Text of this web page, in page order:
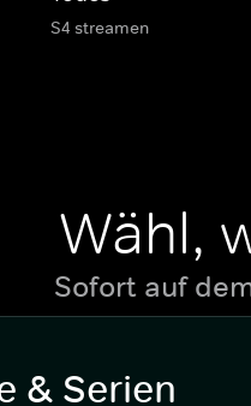
S4 streamen
Wähl,
Sofort auf
& Serien